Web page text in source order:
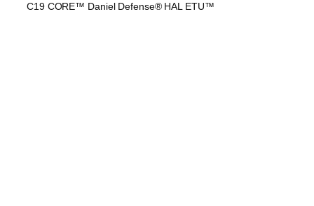
C19 CORE™ Daniel Defense® HAL ETU™